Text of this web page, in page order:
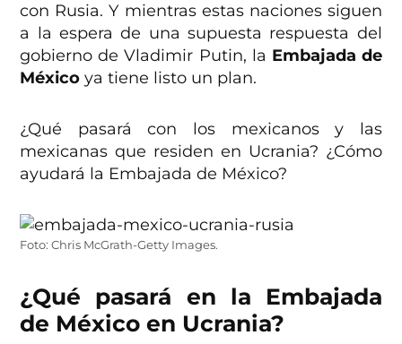
con Rusia. Y mientras estas naciones siguen
a la espera de una supuesta respuesta del
gobierno de Vladimir Putin, la Embajada de
México ya tiene listo un plan.
¿Qué pasará con los mexicanos y las
mexicanas que residen en Ucrania? ¿Cómo
ayudará la Embajada de México?
Foto: Chris McGrath-Getty Images.
¿Qué pasará en la Embajada
de México en Ucrania?